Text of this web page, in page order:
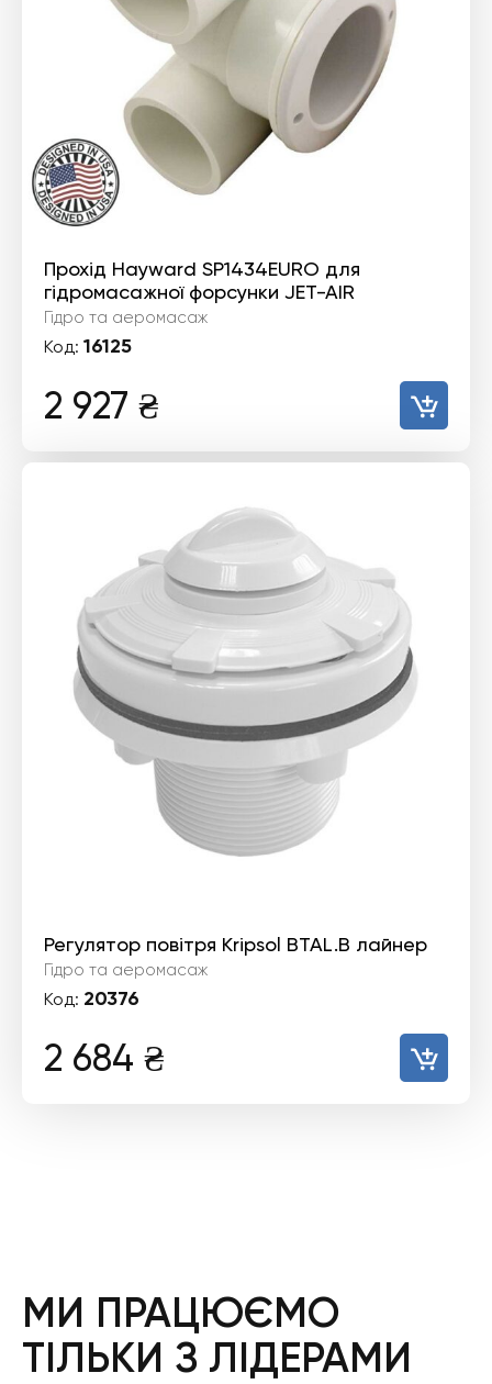
Прохід Hayward SP1434EURO для
гідромасажної форсунки JET-AIR
Гідро та аеромасаж
Код: 16125
2 927 ₴
Регулятор повітря Kripsol BTAL.B лайнер
Гідро та аеромасаж
Код: 20376
2 684 ₴
МИ ПРАЦЮЄМО
ТІЛЬКИ З ЛІДЕРАМИ